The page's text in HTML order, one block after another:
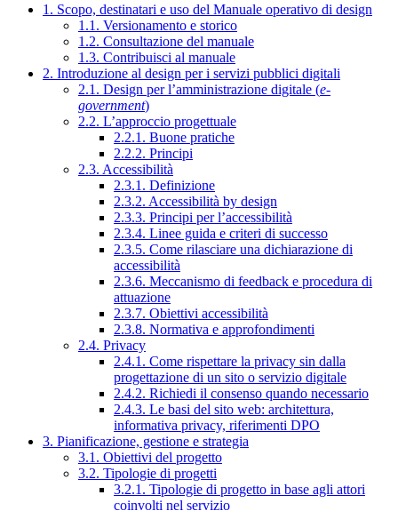
1. Scopo, destinatari e uso del Manuale operativo di design
1.1. Versionamento e storico
1.2. Consultazione del manuale
1.3. Contribuisci al manuale
2. Introduzione al design per i servizi pubblici digitali
2.1. Design per l’amministrazione digitale (e-
government)
2.2. L’approccio progettuale
2.2.1. Buone pratiche
2.2.2. Principi
2.3. Accessibilità
2.3.1. Definizione
2.3.2. Accessibilità by design
2.3.3. Principi per l’accessibilità
2.3.4. Linee guida e criteri di successo
2.3.5. Come rilasciare una dichiarazione di
accessibilità
2.3.6. Meccanismo di feedback e procedura di
attuazione
2.3.7. Obiettivi accessibilità
2.3.8. Normativa e approfondimenti
2.4. Privacy
2.4.1. Come rispettare la privacy sin dalla
progettazione di un sito o servizio digitale
2.4.2. Richiedi il consenso quando necessario
2.4.3. Le basi del sito web: architettura,
informativa privacy, riferimenti DPO
3. Pianificazione, gestione e strategia
3.1. Obiettivi del progetto
3.2. Tipologie di progetti
3.2.1. Tipologie di progetto in base agli attori
coinvolti nel servizio